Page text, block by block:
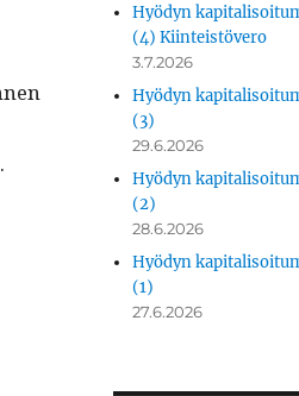
Hyödyn
(4) Kiinteistövero
3.7.2026
Hyödyn
(3)
29.6.2026
Hyödyn
(2)
28.6.2026
Hyödyn
(1)
27.6.2026